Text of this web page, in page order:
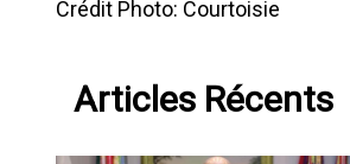
Crédit Photo: Courtoisie
Articles Récents